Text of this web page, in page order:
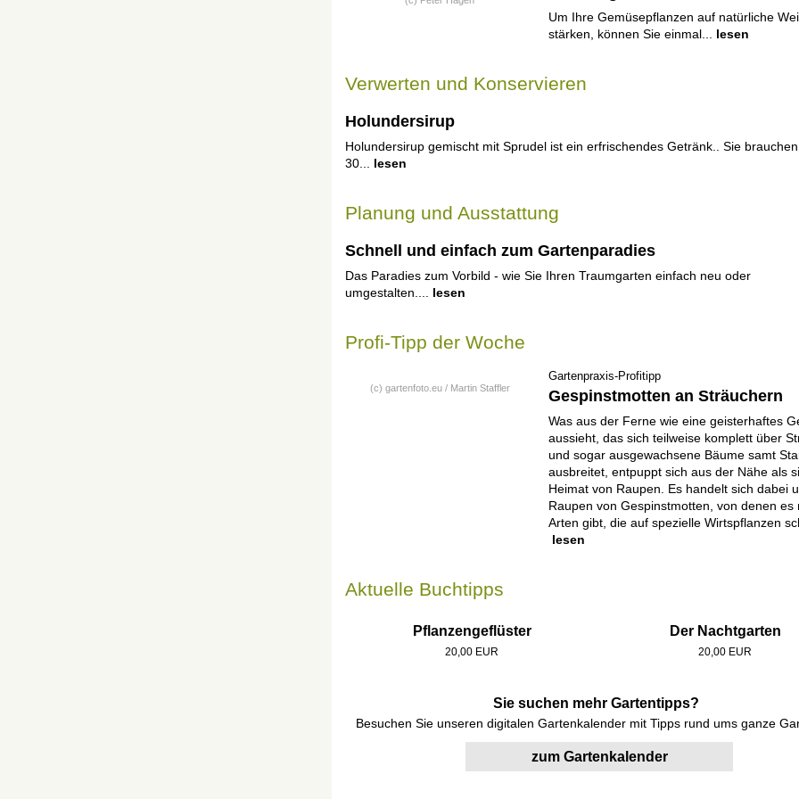
Um Ihre Gemüsepflanzen auf natürliche
stärken, können Sie einmal...
lesen
Verwerten und Konservieren
Holundersirup
Holundersirup gemischt mit Sprudel ist ein erfrischendes Getränk.. Sie
30...
lesen
Planung und Ausstattung
Schnell und einfach zum Gartenparadies
Das Paradies zum Vorbild - wie Sie Ihren Traumgarten einfach neu oder
umgestalten....
lesen
Profi-Tipp der Woche
(c) gartenfoto.eu / Martin Staffler
Gartenpraxis-Profitipp
Gespinstmotten an Sträuchern
Was aus der Ferne wie eine geisterhaftes
aussieht, das sich teilweise komplett über
und sogar ausgewachsene Bäume samt
ausbreitet, entpuppt sich aus der Nähe als
Heimat von Raupen. Es handelt sich dabei
Raupen von Gespinstmotten, von denen es
Arten gibt, die auf spezielle Wirtspflanzen
lesen
Aktuelle Buchtipps
Pflanzengeflüster
20,00 EUR
Der Nachtgarten
20,00 EUR
Sie suchen mehr Gartentipps?
Besuchen Sie unseren digitalen Gartenkalender mit Tipps rund ums ganze
zum Gartenkalender